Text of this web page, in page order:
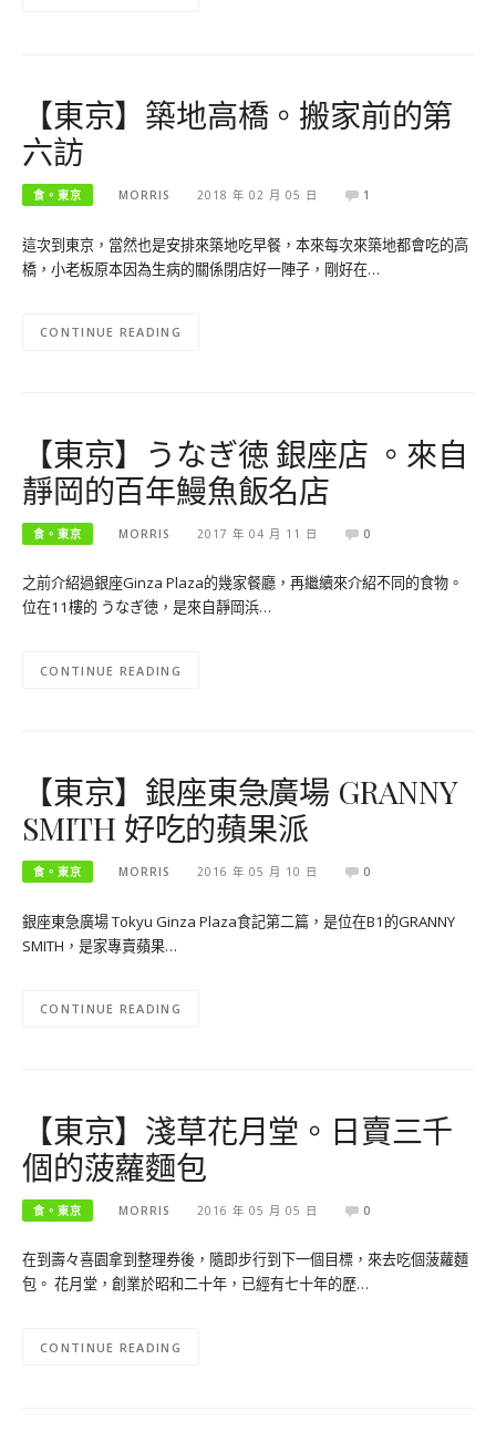
【東京】築地高橋。搬家前的第
六訪
食。東京 MORRIS 2018 年 02 月 05 日 1
這次到東京，當然也是安排來築地吃早餐，本來每次來築地都會吃的高
橋，小老板原本因為生病的關係閉店好一陣子，剛好在…
CONTINUE READING
【東京】うなぎ徳 銀座店 。來自
靜岡的百年鰻魚飯名店
食。東京 MORRIS 2017 年 04 月 11 日 0
之前介紹過銀座Ginza Plaza的幾家餐廳，再繼續來介紹不同的食物。
位在11樓的 うなぎ徳，是來自靜岡浜…
CONTINUE READING
【東京】銀座東急廣場 GRANNY
SMITH 好吃的蘋果派
食。東京 MORRIS 2016 年 05 月 10 日 0
銀座東急廣場 Tokyu Ginza Plaza食記第二篇，是位在B1的GRANNY
SMITH，是家專賣蘋果…
CONTINUE READING
【東京】淺草花月堂。日賣三千
個的菠蘿麵包
食。東京 MORRIS 2016 年 05 月 05 日 0
在到壽々喜園拿到整理券後，隨即步行到下一個目標，來去吃個菠蘿麵
包。 花月堂，創業於昭和二十年，已經有七十年的歷…
CONTINUE READING